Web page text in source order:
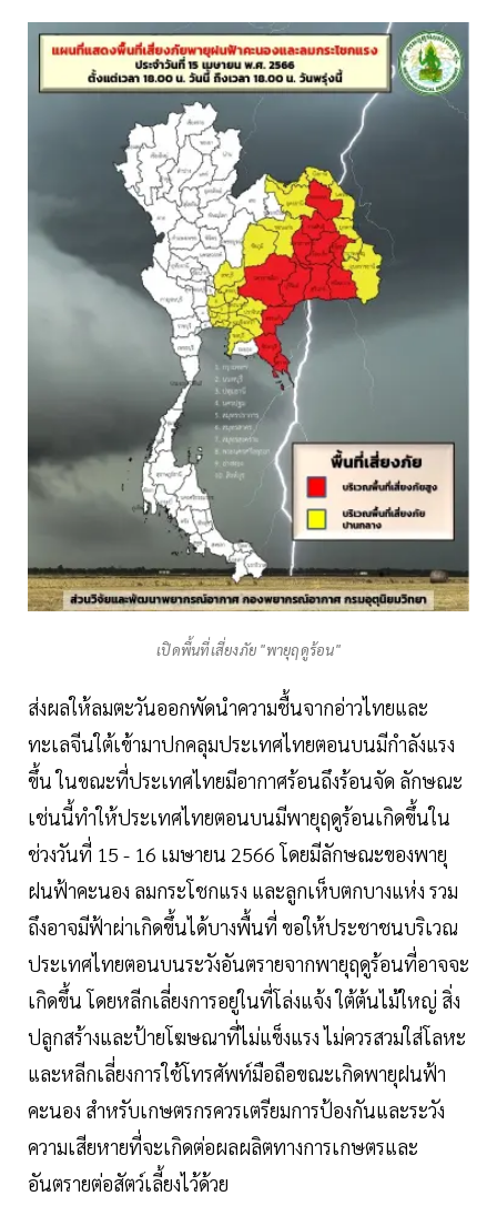
เปิดพื้นที่เสี่ยงภัย "พายุฤดูร้อน"
ส่งผลให้ลมตะวันออกพัดนำความชื้นจากอ่าวไทยและ
ทะเลจีนใต้เข้ามาปกคลุมประเทศไทยตอนบนมีกำลังแรง
ขึ้น ในขณะที่ประเทศไทยมีอากาศร้อนถึงร้อนจัด ลักษณะ
เช่นนี้ทำให้ประเทศไทยตอนบนมีพายุฤดูร้อนเกิดขึ้นใน
ช่วงวันที่ 15 - 16 เมษายน 2566 โดยมีลักษณะของพายุ
ฝนฟ้าคะนอง ลมกระโชกแรง และลูกเห็บตกบางแห่ง รวม
ถึงอาจมีฟ้าผ่าเกิดขึ้นได้บางพื้นที่ ขอให้ประชาชนบริเวณ
ประเทศไทยตอนบนระวังอันตรายจากพายุฤดูร้อนที่อาจจะ
เกิดขึ้น โดยหลีกเลี่ยงการอยู่ในที่โล่งแจ้ง ใต้ต้นไม้ใหญ่ สิ่ง
ปลูกสร้างและป้ายโฆษณาที่ไม่แข็งแรง ไม่ควรสวมใส่โลหะ
และหลีกเลี่ยงการใช้โทรศัพท์มือถือขณะเกิดพายุฝนฟ้า
คะนอง สำหรับเกษตรกรควรเตรียมการป้องกันและระวัง
ความเสียหายที่จะเกิดต่อผลผลิตทางการเกษตรและ
อันตรายต่อสัตว์เลี้ยงไว้ด้วย